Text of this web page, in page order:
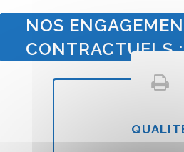
NOS
CONTRACTUELS :